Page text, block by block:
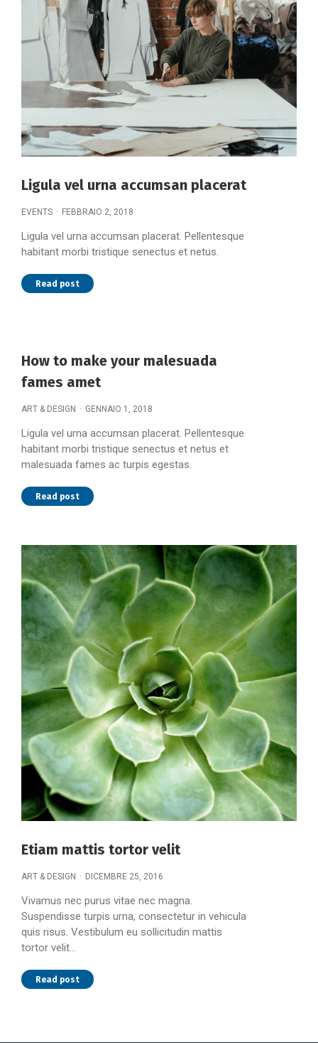
Ligula vel urna accumsan placerat
EVENTS FEBBRAIO 2, 2018
Ligula vel urna accumsan placerat. Pellentesque
habitant morbi tristique senectus et netus.
Read post
How to make your malesuada
fames amet
ART & DESIGN GENNAIO 1, 2018
Ligula vel urna accumsan placerat. Pellentesque
habitant morbi tristique senectus et netus et
malesuada fames ac turpis egestas.
Read post
Etiam mattis tortor velit
ART & DESIGN DICEMBRE 25, 2016
Vivamus nec purus vitae nec magna.
Suspendisse turpis urna, consectetur in vehicula
quis risus. Vestibulum eu sollicitudin mattis
tortor velit…
Read post